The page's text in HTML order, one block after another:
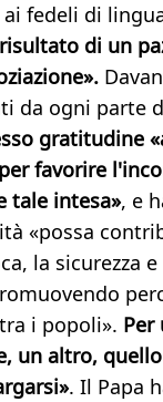
fedeli di
di un
da ogni parte
gratitudine
favorire
tale intesa», e
«possa
la sicurezza
i popoli». Per
un altro,
. Il Papa